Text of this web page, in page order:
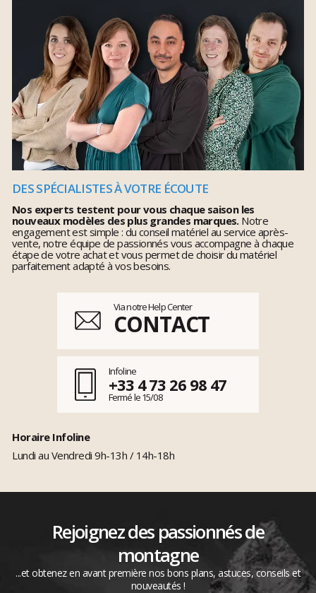
DES SPÉCIALISTES À VOTRE ÉCOUTE
Nos experts testent pour vous chaque saison les
nouveaux modèles des plus grandes marques.Notre
engagement est simple : du conseil matériel au service après-
vente, notre équipe de passionnés vous accompagne à chaque
étape de votre achat et vous permet de choisir du matériel
parfaitement adapté à vos besoins.
Via notre Help Center
CONTACT
Infoline
+33 4 73 26 98 47
Fermé le 15/08
Horaire Infoline
Lundi au Vendredi 9h-13h / 14h-18h
Rejoignez des passionnés de
montagne
...et obtenez en avant première nos bons plans, astuces, conseils et
nouveautés !